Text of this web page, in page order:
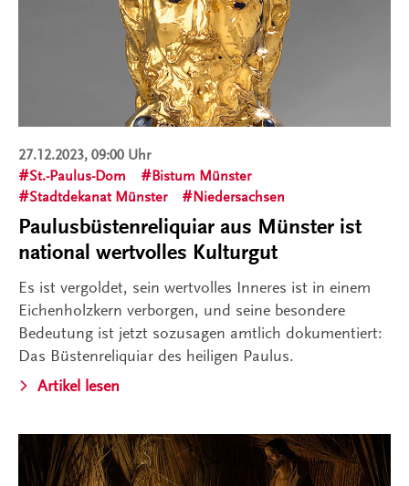
27.12.2023, 09:00 Uhr
St.-Paulus-Dom
Bistum Münster
Stadtdekanat Münster
Niedersachsen
Paulusbüstenreliquiar aus Münster ist
national wertvolles Kulturgut
Es ist vergoldet, sein wertvolles Inneres ist in einem
Eichenholzkern verborgen, und seine besondere
Bedeutung ist jetzt sozusagen amtlich dokumentiert:
Das Büstenreliquiar des heiligen Paulus.
Artikel lesen